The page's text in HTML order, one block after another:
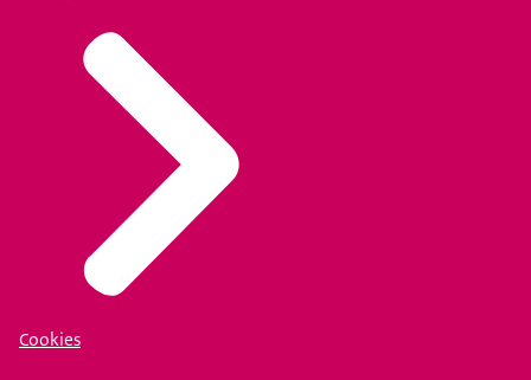
Cookies